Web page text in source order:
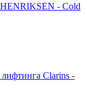
- Cold